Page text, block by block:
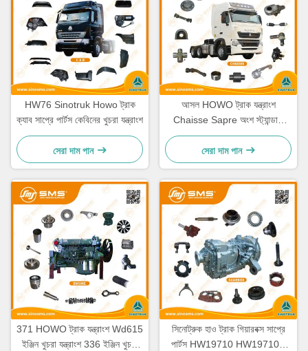
HW76 Sinotruk Howo ট্রাক
ক্যাব সাপ্রে পার্টস কেবিনের খুচরা যন্ত্রাংশ
সেরা দাম পান
আসল HOWO ট্রাক যন্ত্রাংশ
Chaisse Sapre অংশ স্ট্যান্ডার্ড
আকার
সেরা দাম পান
371 HOWO ট্রাক যন্ত্রাংশ Wd615
ইঞ্জিন খুচরা যন্ত্রাংশ 336 ইঞ্জিন খুচরা
সিনোট্রুক হাও ট্রাক গিয়ারবক্স সাপ্রে
পার্টস HW19710 HW19710T